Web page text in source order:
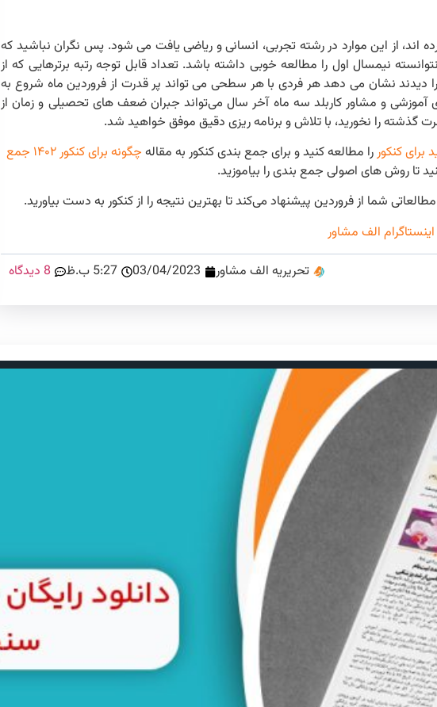
از این موارد در رشته تجربی، انسانی و ریاضی یافت می شود. پس نگران نباشید که
نیمسال اول را مطالعه خوبی داشته باشد. تعداد قابل توجه رتبه برترهایی که از
دیدند نشان می دهد هر فردی با هر سطحی می تواند پر قدرت از فروردین ماه شروع به
آموزشی و مشاور کاربلد سه ماه آخر سال می‌تواند جبران ضعف های تحصیلی و زمان از
گذشته را نخورید، با تلاش و برنامه ریزی دقیق موفق خواهید شد.
برای کنکوررا مطالعه کنید و برای جمع بندی کنکور به مقاله
چگونه برای کنکور ۱۴۰۲ جمع
تا روش های اصولی جمع بندی را بیاموزید.
شما از فروردین پیشنهاد می‌کند تا بهترین نتیجه را از کنکور به دست بیاورید.
اینستاگرام الف مشاور
تحریریه الف مشاور 03/04/2023 5:27 ب.ظ 8 دیدگاه